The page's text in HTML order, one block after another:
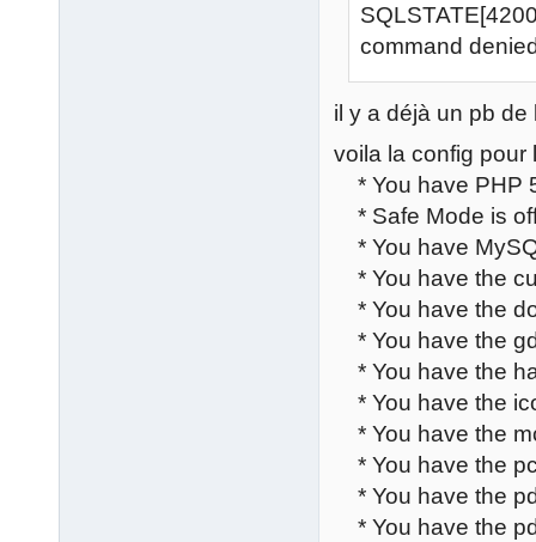
command
il y a déjà un pb de
voila la config pour
* You have PHP
* Safe Mode is
* You have
* You have the
* You have the
* You have the
* You have the
* You have the
* You have the
* You have the
* You have the
* You have the